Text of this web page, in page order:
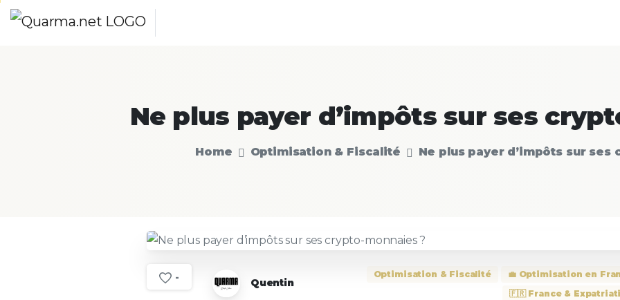
Ne plus payer d’impôts sur ses
Home Optimisation & Fiscalité Ne plus payer d’impôts sur
- Quentin
Optimisation & Fiscalité
💼 Optimisation en
🇫🇷 France &